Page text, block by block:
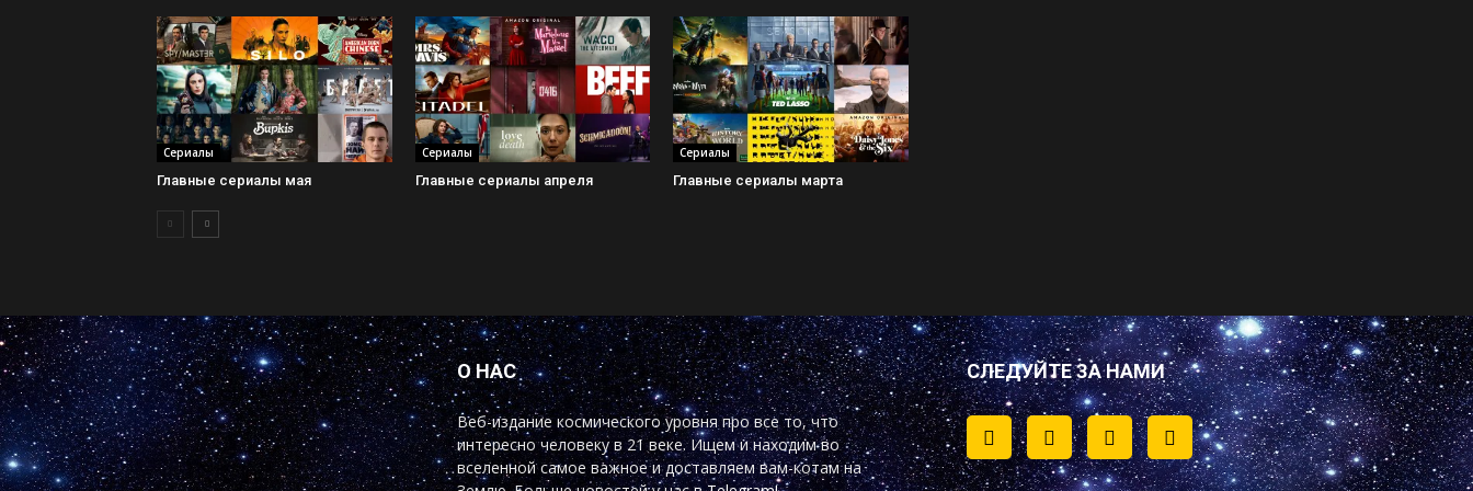
Сериалы
Главные сериалы мая
Сериалы
Главные сериалы апреля
Сериалы
Главные сериалы марта
О НАС
Веб-издание космического уровня про все то, что
интересно человеку в 21 веке. Ищем и находим во
вселенной самое важное и доставляем вам-котам на
СЛЕДУЙТЕ ЗА НАМИ